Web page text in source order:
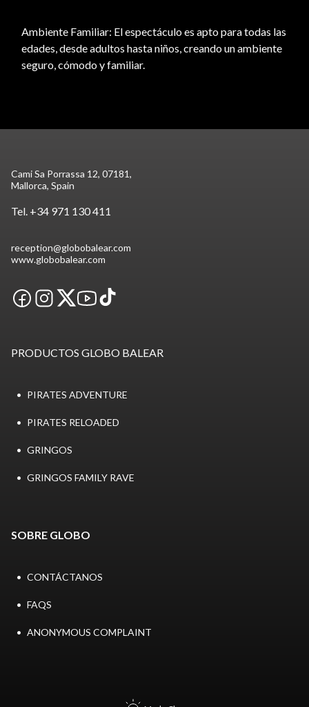
Ambiente Familiar: El espectáculo es apto para todas las
edades, desde adultos hasta niños, creando un ambiente
seguro, cómodo y familiar.
Cami Sa Porrassa 12, 07181,
Mallorca, Spain
Tel. +34 971 130 411
reception@globobalear.com
www.globobalear.com
PRODUCTOS GLOBO BALEAR
PIRATES ADVENTURE
PIRATES RELOADED
GRINGOS
GRINGOS FAMILY RAVE
SOBRE GLOBO
CONTÁCTANOS
FAQS
ANONYMOUS COMPLAINT